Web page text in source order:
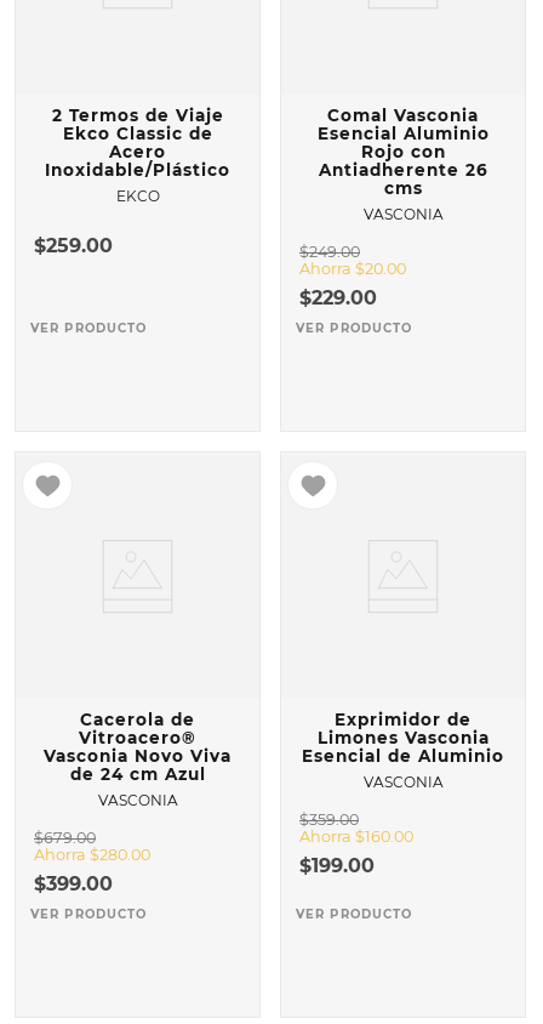
2 Termos de Viaje
Ekco Classic de
Acero
Inoxidable/Plástico
EKCO
$259.00
VER PRODUCTO
Comal Vasconia
Esencial Aluminio
Rojo con
Antiadherente 26
cms
VASCONIA
$249.00
Ahorra $20.00
$229.00
VER PRODUCTO
Cacerola de
Vitroacero®
Vasconia Novo Viva
de 24 cm Azul
VASCONIA
$679.00
Ahorra $280.00
$399.00
VER PRODUCTO
Exprimidor de
Limones Vasconia
Esencial de Aluminio
VASCONIA
$359.00
Ahorra $160.00
$199.00
VER PRODUCTO